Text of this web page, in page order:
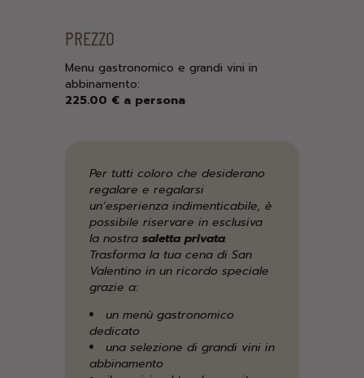
PREZZO
Menu gastronomico e grandi vini in
abbinamento:
225.00 € a persona
Per tutti coloro che desiderano
regalare e regalarsi
un’esperienza indimenticabile, è
possibile riservare in esclusiva
la nostra saletta privata.
Trasforma la tua cena di San
Valentino in un ricordo speciale
grazie a:
un menù gastronomico
dedicato
una selezione di grandi vini in
abbinamento